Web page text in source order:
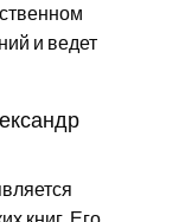
и ведет